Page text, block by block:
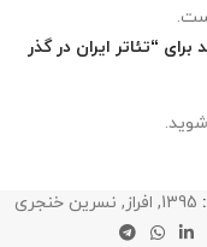
“تئاتر ایران در گذر
شوید.
1395
, افراز, نسرین خنجری